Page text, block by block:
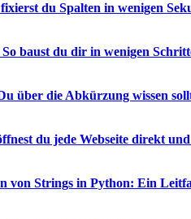
du Spalten in wenigen
baust du dir in wenigen
über die Abkürzung wissen
du jede Webseite direkt
von Strings in Python: Ein